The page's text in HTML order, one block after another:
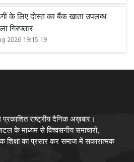
के लिए दोस्त का बैंक खाता उपलब्ध
गिरफ्तार
2026 19:15:19
प्रकाशित राष्ट्रीय दैनिक अख़बार।
के माध्यम से विश्वसनीय समाचारों,
का प्रसार कर समाज में सकारात्मक